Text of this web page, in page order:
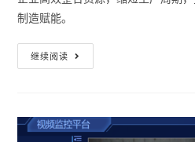
制造赋能。
继续阅读